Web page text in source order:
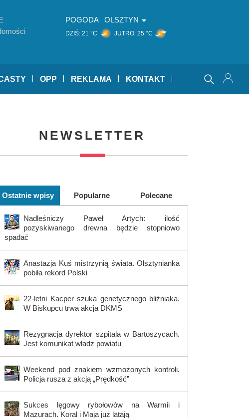
POGODA OLSZTYN
DZIŚ: 21 °C JUTRO: 25 °C
OPP REKLAMA KONTAKT
NEWSLETTER
Ostatnie wpisy Popularne Polecane
Nadleśniczy Paweł Artych: ilość
pozyskiwanego drewna będzie stopniowo
spadać
Anastazja Kuś mistrzynią świata. Olsztynianka
pobiła rekord Polski
22-letni Kacper szuka genetycznego bliźniaka.
W Biskupcu trwa akcja DKMS
Rezygnacja dyrektor szpitala w Bartoszycach.
Jest komunikat władz powiatu
Weekend pod znakiem wzmożonych kontroli.
Policja rusza z akcją „Prędkość”
Sukces lęgowy rybołowów na Warmii i
Mazurach. Koral i Maja już latają